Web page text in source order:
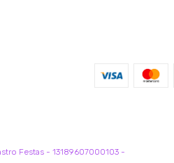
Festas - 13189607000103 -